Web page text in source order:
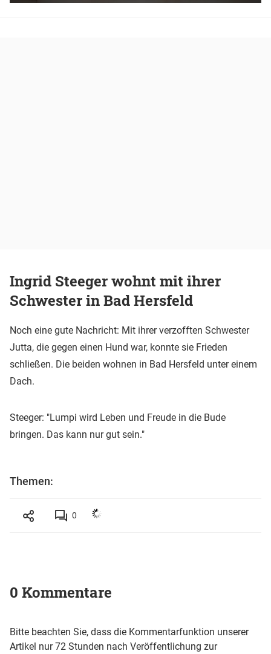
Ingrid Steeger wohnt mit ihrer
Schwester in Bad Hersfeld
Noch eine gute Nachricht: Mit ihrer verzofften Schwester
Jutta, die gegen einen Hund war, konnte sie Frieden
schließen. Die beiden wohnen in Bad Hersfeld unter einem
Dach.
Steeger: "Lumpi wird Leben und Freude in die Bude
bringen. Das kann nur gut sein."
Themen:
0
0 Kommentare
Bitte beachten Sie, dass die Kommentarfunktion unserer
Artikel nur 72 Stunden nach Veröffentlichung zur